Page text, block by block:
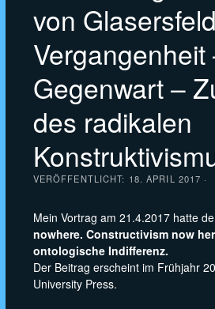
von
Vergangenheit
Gegenwart –
des radikalen
VERÖFFENTLICHT: 18. APRIL 2017 ·
Mein Vortrag am 21.4.2017 hatte
nowhere. Constructivism now
ontologische Indifferenz.
Der Beitrag erscheint im Frühjahr
University Press.